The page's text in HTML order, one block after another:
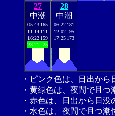
27
中潮
05:43 165
11:14 111
16:22 159
23:21
25
28
中潮
06:22 181
12:02
95
17:25 173
・ピンク色は、日出か
・黄緑色は、夜間で且
・赤色は、日出から日
・水色は、夜間で且つ